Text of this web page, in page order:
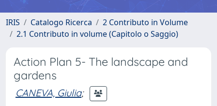
IRIS Catalogo Ricerca
2 Contributo in Volume
2.1 Contributo in volume (Capitolo o Saggio)
Action Plan 5- The landscape and
gardens
CANEVA, Giulia;